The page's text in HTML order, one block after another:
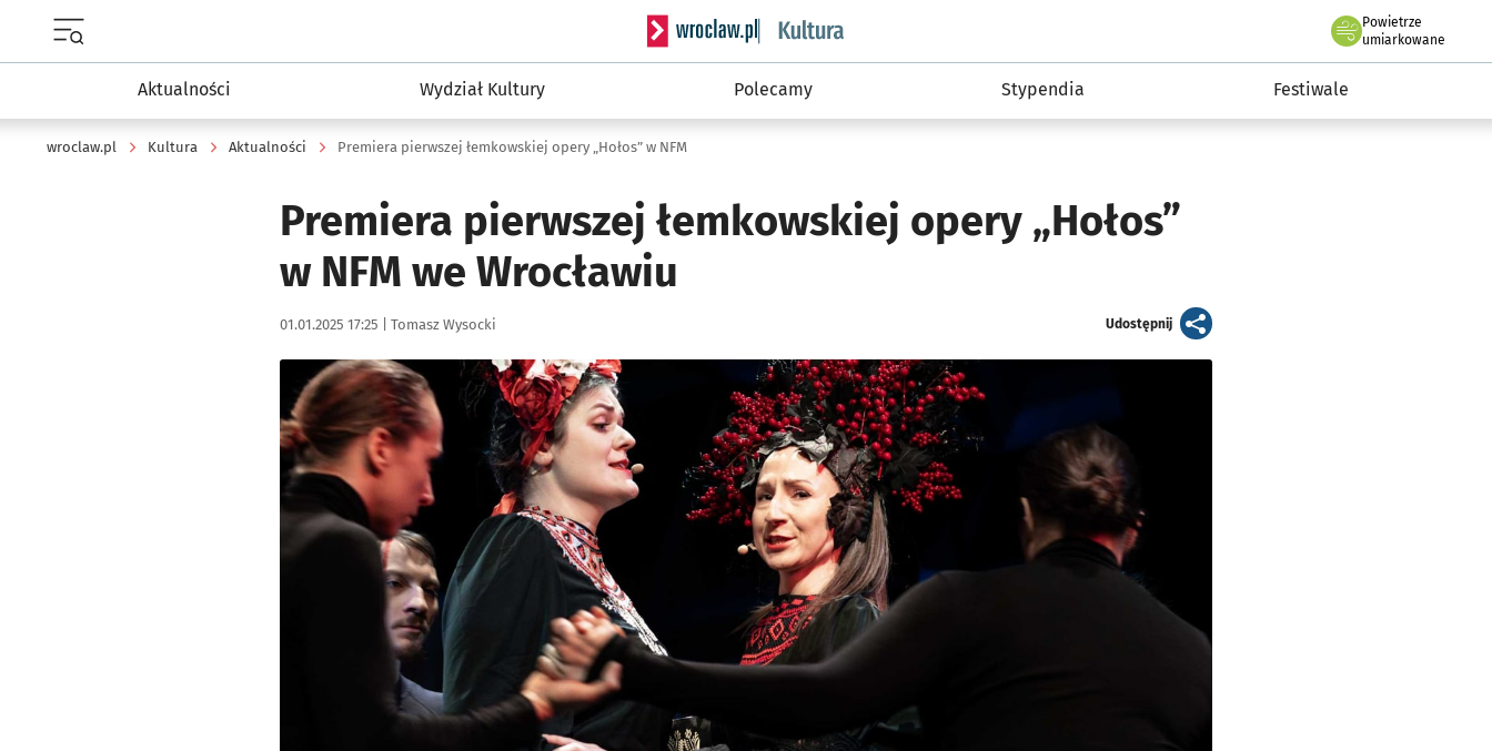
Serwis informacyjny wroclaw.pl podserwis: Kultura
Powietrze
we Wrocławiu
umiarkowane
Aktualności Wydział Kultury Polecamy Stypendia Festiwale
wroclaw.pl Kultura Aktualności Premiera pierwszej łemkowskiej opery „Hołos” w NFM
Premiera pierwszej łemkowskiej opery „Hołos”
w NFM we Wrocławiu
Data publikacji:
01.01.2025 17:25 | Autor:
Tomasz Wysocki Udostępnijartykuł
Kliknij, aby zobaczyć galerię